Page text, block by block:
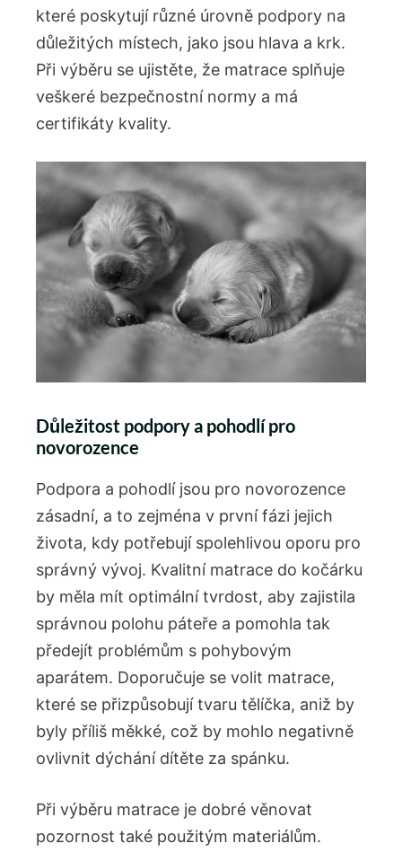
které poskytují různé úrovně podpory na
důležitých místech, jako jsou hlava a krk.
Při výběru se ujistěte, že matrace splňuje
veškeré bezpečnostní normy a má
certifikáty kvality.
Důležitost podpory a pohodlí pro
novorozence
Podpora a pohodlí jsou pro novorozence
zásadní, a to zejména v první fázi jejich
života, kdy potřebují spolehlivou oporu pro
správný vývoj. Kvalitní matrace do kočárku
by měla mít optimální tvrdost, aby zajistila
správnou polohu páteře a pomohla tak
předejít problémům s pohybovým
aparátem. Doporučuje se volit matrace,
které se přizpůsobují tvaru tělíčka, aniž by
byly příliš měkké, což by mohlo negativně
ovlivnit dýchání dítěte za spánku.
Při výběru matrace je dobré věnovat
pozornost také použitým materiálům.